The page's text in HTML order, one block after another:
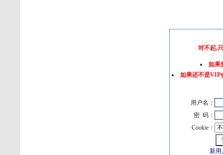
对不起,
如果
如果还不是VIP
用户名：
密 码：
Cookie：
新用